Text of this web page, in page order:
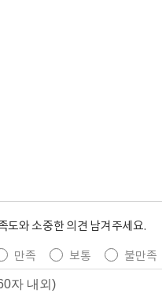
도와 소중한 의견 남겨주세요.
만족 보통 불만족